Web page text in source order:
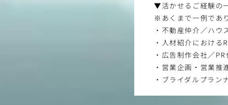
▼活かせるご経験の
※あくまで一例であ
・不動産仲介／ハウ
・人材紹介における
・広告制作会社／
・営業企画・営業推
・ブライダルプラン